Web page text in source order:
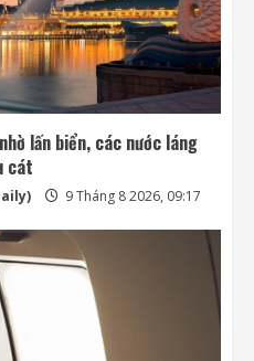
lấn biển, các nước láng
cát
9 Tháng 8 2026, 09:17